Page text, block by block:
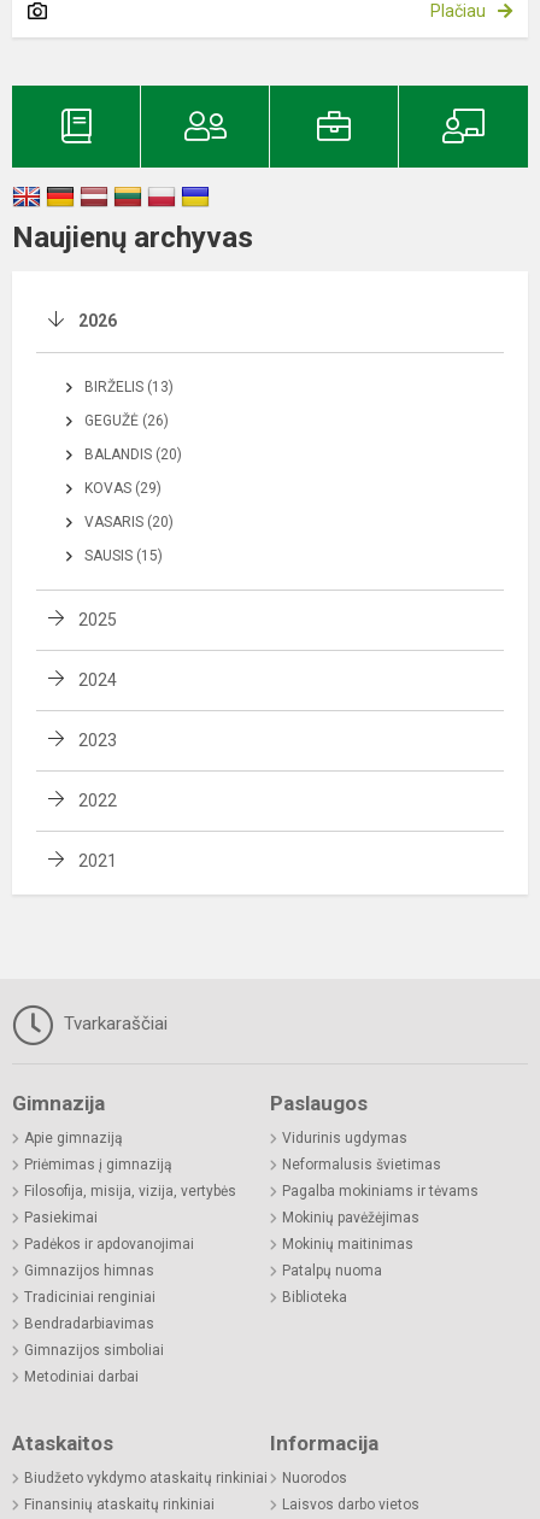
Plačiau
Naujienų archyvas
2026
BIRŽELIS (13)
GEGUŽĖ (26)
BALANDIS (20)
KOVAS (29)
VASARIS (20)
SAUSIS (15)
2025
2024
2023
2022
2021
Tvarkaraščiai
Gimnazija
Apie gimnaziją
Priėmimas į gimnaziją
Filosofija, misija, vizija, vertybės
Pasiekimai
Padėkos ir apdovanojimai
Gimnazijos himnas
Tradiciniai renginiai
Bendradarbiavimas
Gimnazijos simboliai
Metodiniai darbai
Paslaugos
Vidurinis ugdymas
Neformalusis švietimas
Pagalba mokiniams ir tėvams
Mokinių pavėžėjimas
Mokinių maitinimas
Patalpų nuoma
Biblioteka
Ataskaitos
Biudžeto vykdymo ataskaitų rinkiniai
Finansinių ataskaitų rinkiniai
Informacija
Nuorodos
Laisvos darbo vietos